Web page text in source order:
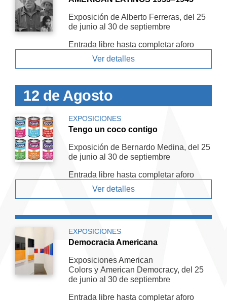
Exposición de Alberto Ferreras, del 25
de junio al 30 de septiembre
Entrada libre hasta completar aforo
Ver detalles
12 de Agosto
EXPOSICIONES
Tengo un coco contigo
Exposición de Bernardo Medina, del 25
de junio al 30 de septiembre
Entrada libre hasta completar aforo
Ver detalles
EXPOSICIONES
Democracia Americana
Exposiciones American
Colors y American De­mocracy, del 25
de junio al 30 de septiembre
Entrada libre hasta completar aforo